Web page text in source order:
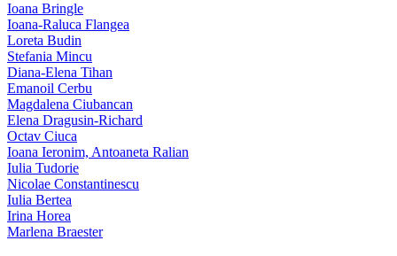
Ioana Bringle
Ioana-Raluca Flangea
Loreta Budin
Stefania Mincu
Diana-Elena Tihan
Emanoil Cerbu
Magdalena Ciubancan
Elena Dragusin-Richard
Octav Ciuca
Ioana Ieronim, Antoaneta Ralian
Iulia Tudorie
Nicolae Constantinescu
Iulia Bertea
Irina Horea
Marlena Braester